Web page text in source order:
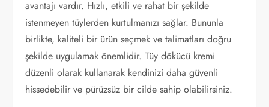
avantajı vardır. Hızlı, etkili ve rahat bir şekilde
istenmeyen tüylerden kurtulmanızı sağlar. Bununla
birlikte, kaliteli bir ürün seçmek ve talimatları doğru
şekilde uygulamak önemlidir. Tüy dökücü kremi
düzenli olarak kullanarak kendinizi daha güvenli
hissedebilir ve pürüzsüz bir cilde sahip olabilirsiniz.